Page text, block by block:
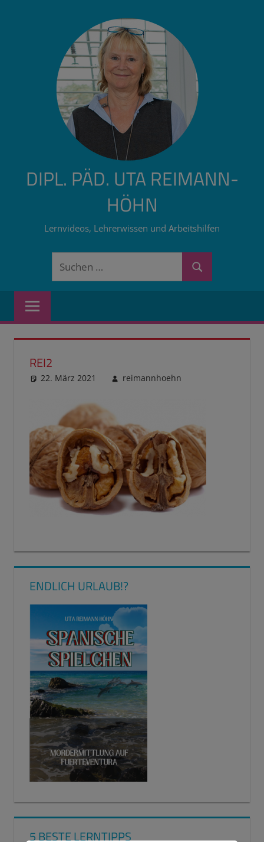
DIPL. PÄD. UTA REIMANN-
HÖHN
Lernvideos, Lehrerwissen und Arbeitshilfen
Suchen
Suchen
REI2
22. März 2021 reimannhoehn
ENDLICH URLAUB!?
5 BESTE LERNTIPPS